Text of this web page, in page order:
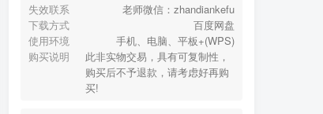
失效联系
老师微信：zhandiankefu
下载方式
百度网盘
使用环境
手机、电脑、平板+(WPS)
购买说明
此非实物交易，具有可复制性，
购买后不予退款，请考虑好再购
买!